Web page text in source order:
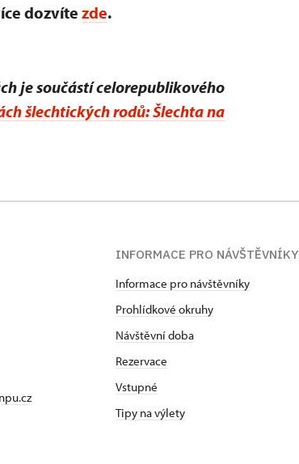
dozvítezde.
je součástí celorepublikového
šlechtických rodů: Šlechta na
INFORMACE PRO NÁVŠTĚVNÍKY
Informace pro návštěvníky
Prohlídkové okruhy
Návštěvní doba
Rezervace
Vstupné
Tipy na výlety